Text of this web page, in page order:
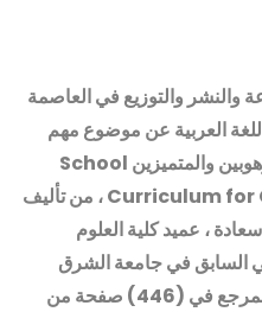
والنشر والتوزيع في العاصمة
العربية عن موضوع مهم
والمتميزين School
Curriculum for، من تأليف
، عميد كلية العلوم
السابق في جامعة الشرق
الأوسط الأردنية ، ويقع هذا المرجع في (446) صفحة من